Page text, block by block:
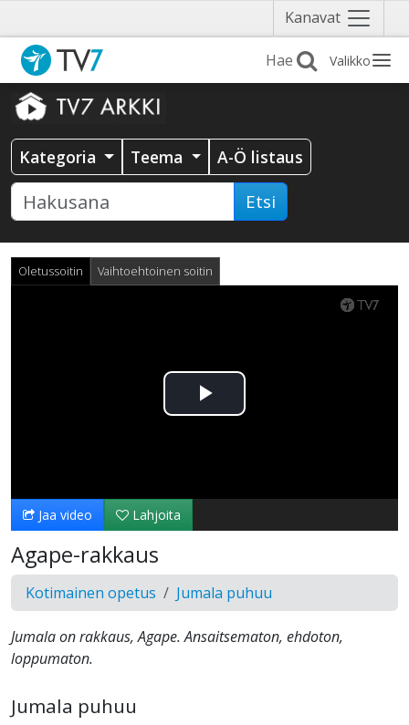
Kanavat Näytä
valikko
Valikko
Kategoria Teema A-Ö listaus
Etsi
Oletussoitin Vaihtoehtoinen soitin
Toista
Jaa video Lahjoita
Agape-rakkaus
Kotimainen opetus Jumala puhuu
Jumala on rakkaus, Agape. Ansaitsematon, ehdoton,
loppumaton.
Jumala puhuu